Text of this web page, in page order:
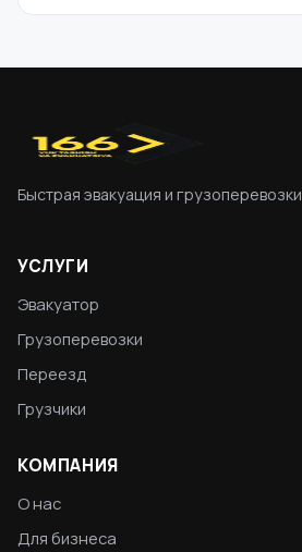
Быстрая эвакуация и
УСЛУГИ
Эвакуатор
Грузоперевозки
Переезд
Грузчики
КОМПАНИЯ
О нас
Для бизнеса